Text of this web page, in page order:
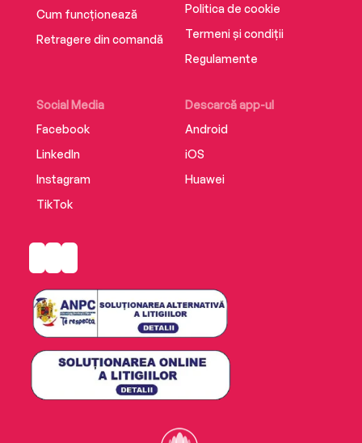
Cum funcționează
Retragere din comandă
Social Media
Facebook
LinkedIn
Instagram
TikTok
Descarcă app-ul
Android
iOS
Huawei
Politica de cookie
Termeni și condiții
Regulamente